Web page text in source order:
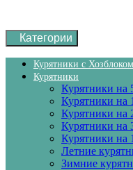
Категории
Курятники с Хозблоком
Курятники
Курятники на
Курятники на
Курятники на
Курятники на
Курятники на
Летние
Зимние